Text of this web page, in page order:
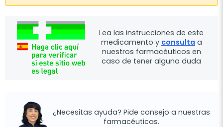
Lea las instrucciones de este
medicamento y consulta a
nuestros farmacéuticos en
caso de tener alguna duda
¿Necesitas ayuda? Pide consejo a nuestras
farmacéuticas.